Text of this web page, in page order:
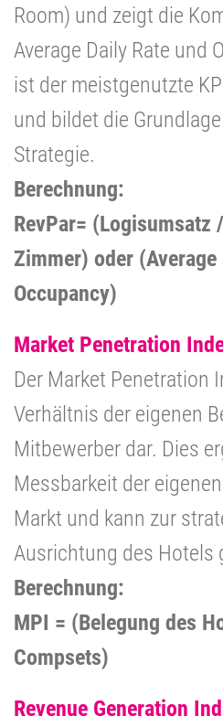
Room) und zeigt die
Average Daily Rate und
ist der meistgenutzte
und bildet die
Strategie.
Berechnung:
RevPar= (Logisumsatz
Zimmer) oder (Average
Occupancy)
Market Penetration
Der Market Penetration
Verhältnis der eigenen
Mitbewerber dar. Dies
Messbarkeit der
Markt und kann zur
Ausrichtung des Hotels
Berechnung:
MPI = (Belegung des
Compsets)
Revenue Generation